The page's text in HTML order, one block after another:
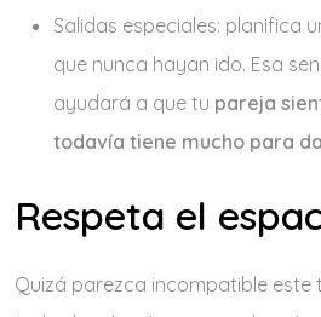
Salidas especiales: planifica
que nunca hayan ido. Esa
ayudará a que tu pareja
todavía tiene mucho para
Respeta el
Quizá parezca incompatible este